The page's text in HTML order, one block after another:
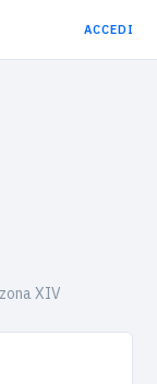
ACCEDI
XIV